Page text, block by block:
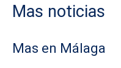
Mas noticias
Mas en Málaga